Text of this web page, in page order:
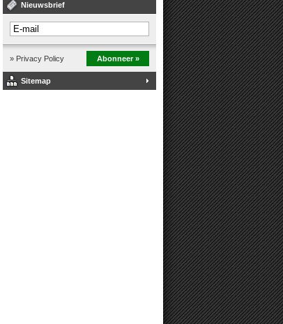
Nieuwsbrief
» Privacy Policy Abonneer »
Sitemap